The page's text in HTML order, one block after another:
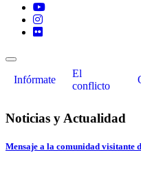
Infórmate
El
conflicto
Noticias y Actualidad
Mensaje a la comunidad visitante